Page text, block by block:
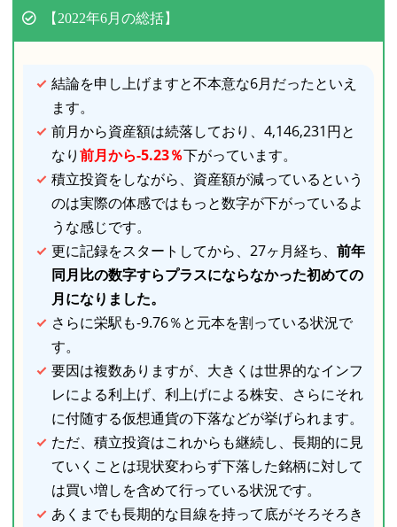
【2022年6月の総括】
結論を申し上げますと不本意な6月だったといえ
ます。
前月から資産額は続落しており、4,146,231円と
なり前月から-5.23％下がっています。
積立投資をしながら、資産額が減っているという
のは実際の体感ではもっと数字が下がっているよ
うな感じです。
更に記録をスタートしてから、27ヶ月経ち、 前年
同月比の数字すらプラスにならなかった初めての
月になりました。
さらに栄駅も-9.76％と元本を割っている状況で
す。
要因は複数ありますが、大きくは世界的なインフ
レによる利上げ、利上げによる株安、さらにそれ
に付随する仮想通貨の下落などが挙げられます。
ただ、積立投資はこれからも継続し、長期的に見
ていくことは現状変わらず下落した銘柄に対して
は買い増しを含めて行っている状況です。
あくまでも長期的な目線を持って底がそろそろき